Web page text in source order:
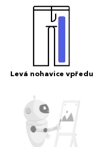
Levá nohavice vpředu